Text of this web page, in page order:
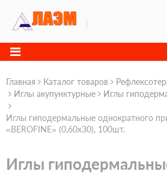
Главная Каталог товаров
Иглы акупунктурные
Иглы
Иглы гиподермальные однократного
«BEROFINE» (0,60х30), 100шт.
Иглы